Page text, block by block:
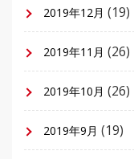
2019年12月 (19)
2019年11月 (26)
2019年10月 (26)
2019年9月 (19)